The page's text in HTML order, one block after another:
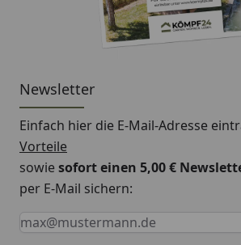
Newsletter
Einfach hier die E-Mail-Adresse
Vorteile
sowiesofort einen 5,00 €
per E-Mail sichern:
Keine Eingabe erforderlich
Eingabe erforderlich
E-Mail *